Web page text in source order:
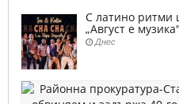
С латино ритми
„Август е
Днес